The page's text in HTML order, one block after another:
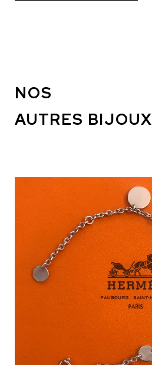
NOS
AUTRES BIJOUX